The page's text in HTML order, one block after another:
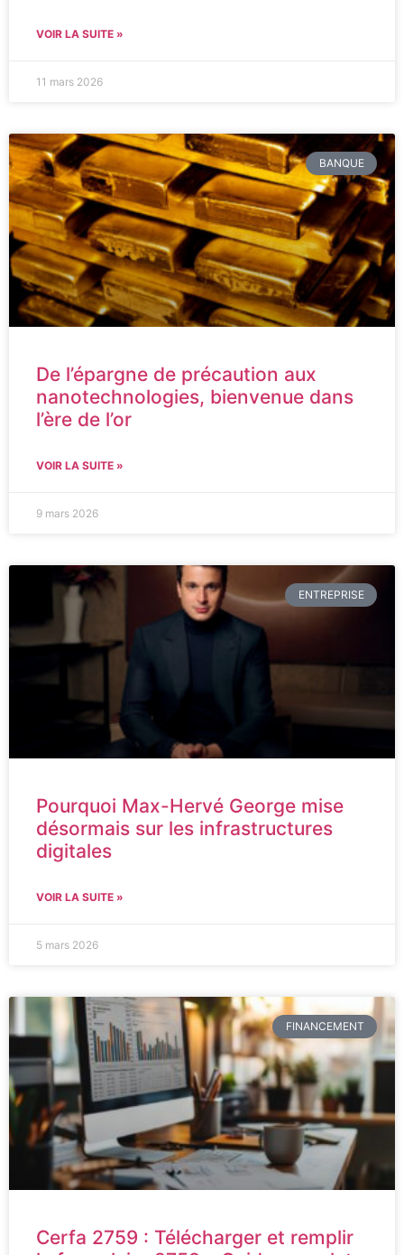
VOIR LA SUITE »
11 mars 2026
BANQUE
De l’épargne de précaution aux
nanotechnologies, bienvenue dans
l’ère de l’or
VOIR LA SUITE »
9 mars 2026
ENTREPRISE
Pourquoi Max-Hervé George mise
désormais sur les infrastructures
digitales
VOIR LA SUITE »
5 mars 2026
FINANCEMENT
Cerfa 2759 : Télécharger et remplir